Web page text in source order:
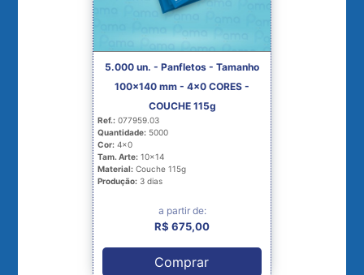
5.000 un. - Panfletos - Tamanho
100x140 mm - 4x0 CORES -
COUCHE 115g
Ref.: 077959.03
Quantidade: 5000
Cor: 4x0
Tam. Arte: 10x14
Material: Couche 115g
Produção: 3 dias
a partir de:
R$ 675,00
Comprar